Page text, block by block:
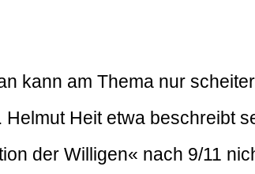
kann am Thema nur
Helmut Heit etwa beschreibt
der Willigen« nach 9/11